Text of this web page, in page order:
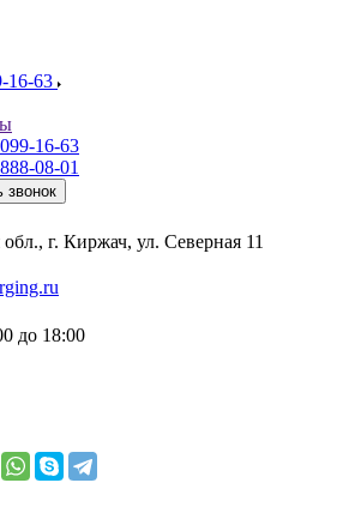
16-63
16-63
08-01
звонок
г. Киржач, ул. Северная 11
до 18:00